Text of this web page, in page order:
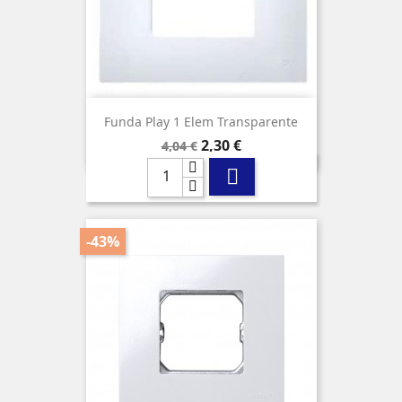
Funda Play 1 Elem Transparente
Precio
base
4,04 € Precio
2,30 €

-43%